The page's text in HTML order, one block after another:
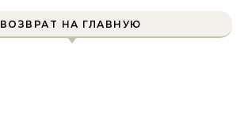
ВОЗВРАТ НА ГЛАВНУЮ